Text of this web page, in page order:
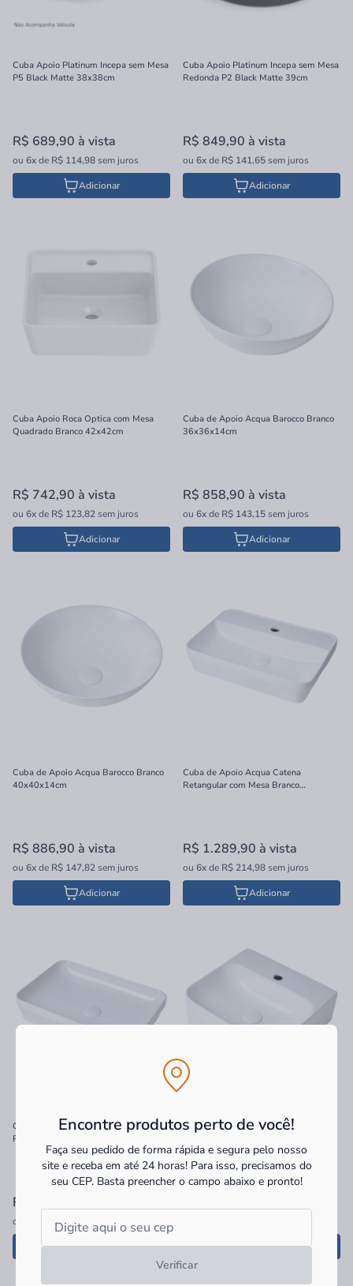
Encontre produtos perto de você!
Faça seu pedido de forma rápida e segura pelo nosso
site e receba em até 24 horas! Para isso, precisamos do
seu CEP. Basta preencher o campo abaixo e pronto!
Verificar
Cuba Apoio Platinum Incepa sem Mesa
P5 Black Matte 38x38cm
R$ 689,90 à vista
ou 6xde R$ 114,98sem juros
Adicionar
Cuba Apoio Platinum Incepa sem Mesa
Redonda P2 Black Matte 39cm
R$ 849,90 à vista
ou 6xde R$ 141,65sem juros
Adicionar
Cuba Apoio Roca Optica com Mesa
Quadrado Branco 42x42cm
R$ 742,90 à vista
ou 6xde R$ 123,82sem juros
Adicionar
Cuba de Apoio Acqua Barocco Branco
36x36x14cm
R$ 858,90 à vista
ou 6xde R$ 143,15sem juros
Adicionar
Cuba de Apoio Acqua Barocco Branco
40x40x14cm
R$ 886,90 à vista
ou 6xde R$ 147,82sem juros
Adicionar
Cuba de Apoio Acqua Catena
Retangular com Mesa Branco
R$ 1.289,90 à vista
ou 6xde R$ 214,98sem juros
Adicionar
Cuba de Apoio Acqua Catena
Retangular sem Mesa Branco
50x35x11cm
R$ 988,90
ou R$ 164,82
sem juros
Adicionar
Cuba de Apoio Acqua Sentiero
43x39x13cm
Adicionar